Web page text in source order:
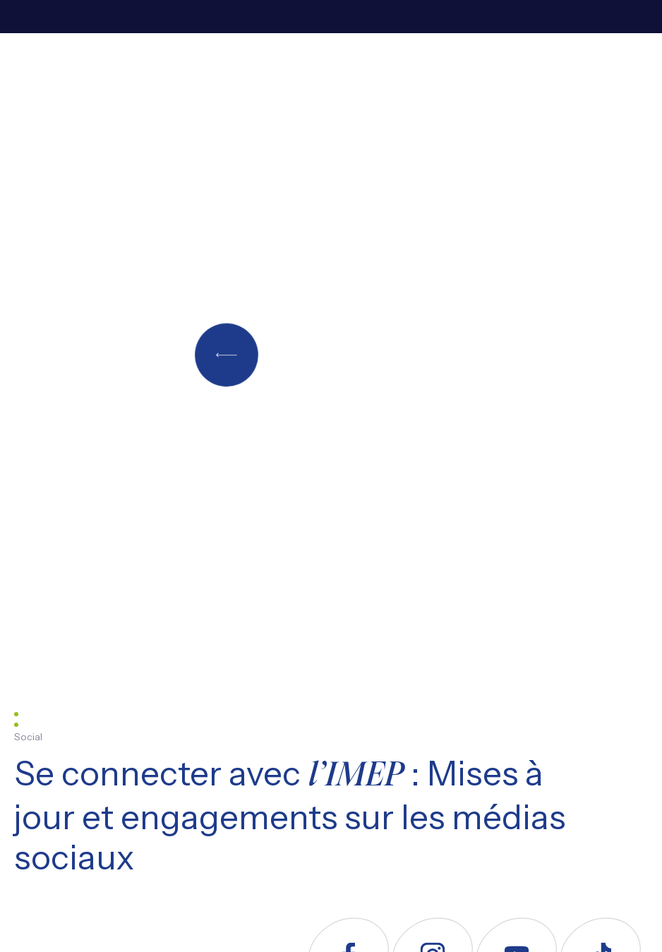
Social
Se connecter avec l’IMEP: Mises à
jour et engagements sur les médias
sociaux